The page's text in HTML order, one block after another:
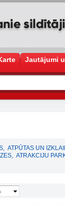
Jautājumi
, ATPŪTAS UN
, ATRAKCIJU